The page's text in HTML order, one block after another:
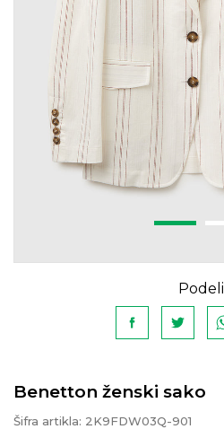
Podeli
Benetton ženski sako
Šifra artikla: 2K9FDW03Q-901